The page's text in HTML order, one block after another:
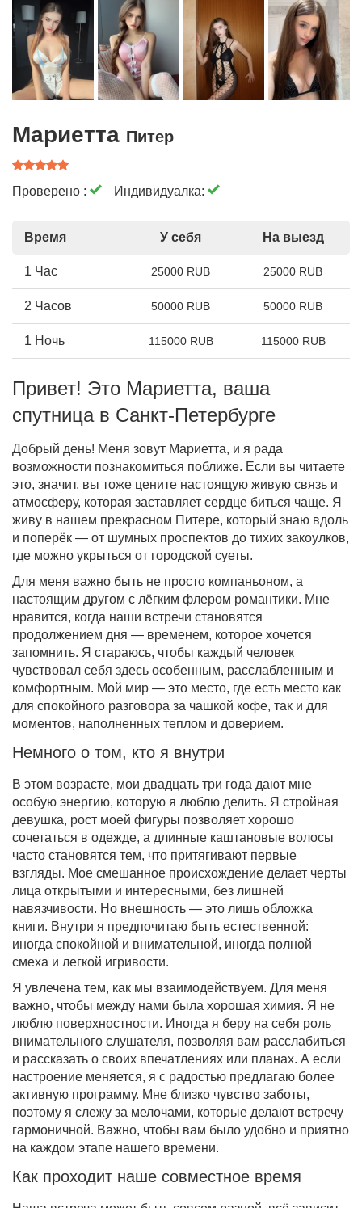
Мариетта Питер
Проверено : Индивидуалка:
Время У себя На выезд
1 Час 25000 RUB 25000 RUB
2 Часов 50000 RUB 50000 RUB
1 Ночь 115000 RUB 115000 RUB
Привет! Это Мариетта, ваша
спутница в Санкт-Петербурге
Добрый день! Меня зовут Мариетта, и я рада
возможности познакомиться поближе. Если вы читаете
это, значит, вы тоже цените настоящую живую связь и
атмосферу, которая заставляет сердце биться чаще. Я
живу в нашем прекрасном Питере, который знаю вдоль
и поперёк — от шумных проспектов до тихих закоулков,
где можно укрыться от городской суеты.
Для меня важно быть не просто компаньоном, а
настоящим другом с лёгким флером романтики. Мне
нравится, когда наши встречи становятся
продолжением дня — временем, которое хочется
запомнить. Я стараюсь, чтобы каждый человек
чувствовал себя здесь особенным, расслабленным и
комфортным. Мой мир — это место, где есть место как
для спокойного разговора за чашкой кофе, так и для
моментов, наполненных теплом и доверием.
Немного о том, кто я внутри
В этом возрасте, мои двадцать три года дают мне
особую энергию, которую я люблю делить. Я стройная
девушка, рост моей фигуры позволяет хорошо
сочетаться в одежде, а длинные каштановые волосы
часто становятся тем, что притягивают первые
взгляды. Мое смешанное происхождение делает черты
лица открытыми и интересными, без лишней
навязчивости. Но внешность — это лишь обложка
книги. Внутри я предпочитаю быть естественной:
иногда спокойной и внимательной, иногда полной
смеха и легкой игривости.
Я увлечена тем, как мы взаимодействуем. Для меня
важно, чтобы между нами была хорошая химия. Я не
люблю поверхностности. Иногда я беру на себя роль
внимательного слушателя, позволяя вам расслабиться
и рассказать о своих впечатлениях или планах. А если
настроение меняется, я с радостью предлагаю более
активную программу. Мне близко чувство заботы,
поэтому я слежу за мелочами, которые делают встречу
гармоничной. Важно, чтобы вам было удобно и приятно
на каждом этапе нашего времени.
Как проходит наше совместное время